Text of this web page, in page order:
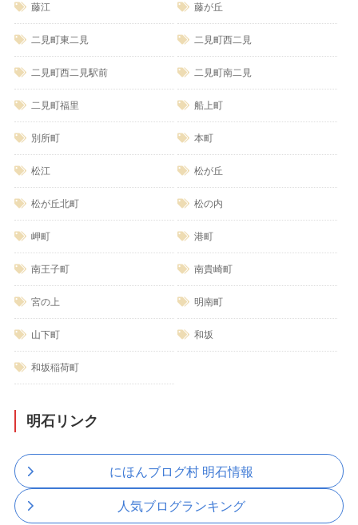
藤江 藤が丘
二見町東二見 二見町西二見
二見町西二見駅前 二見町南二見
二見町福里 船上町
別所町 本町
松江 松が丘
松が丘北町 松の内
岬町 港町
南王子町 南貴崎町
宮の上 明南町
山下町 和坂
和坂稲荷町
明石リンク
にほんブログ村 明石情報
人気ブログランキング